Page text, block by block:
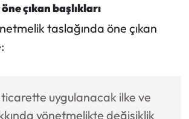
çıkan başlıkları
taslağında öne çıkan
uygulanacak ilke ve
yönetmelikte değişiklik